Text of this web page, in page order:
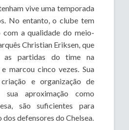
vive uma temporada
No entanto, o clube tem
com a qualidade do meio-
Christian Eriksen, que
as partidas do time na
marcou cinco vezes. Sua
e organização de
aproximação como
são suficientes para
dos defensores do Chelsea.